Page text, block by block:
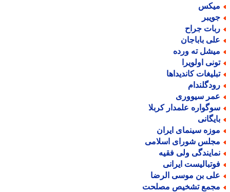
جراح
باباجان
ته ورده
اولویرا
کاندیداها
سیووری
علمدار کربلا
سینمای ایران
شورای اسلامی
ولی فقیه
ایرانی
بن موسی الرضا
تشخیص مصلحت